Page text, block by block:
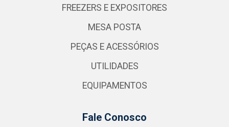
FREEZERS E EXPOSITORES
MESA POSTA
PEÇAS E ACESSÓRIOS
UTILIDADES
EQUIPAMENTOS
Fale Conosco